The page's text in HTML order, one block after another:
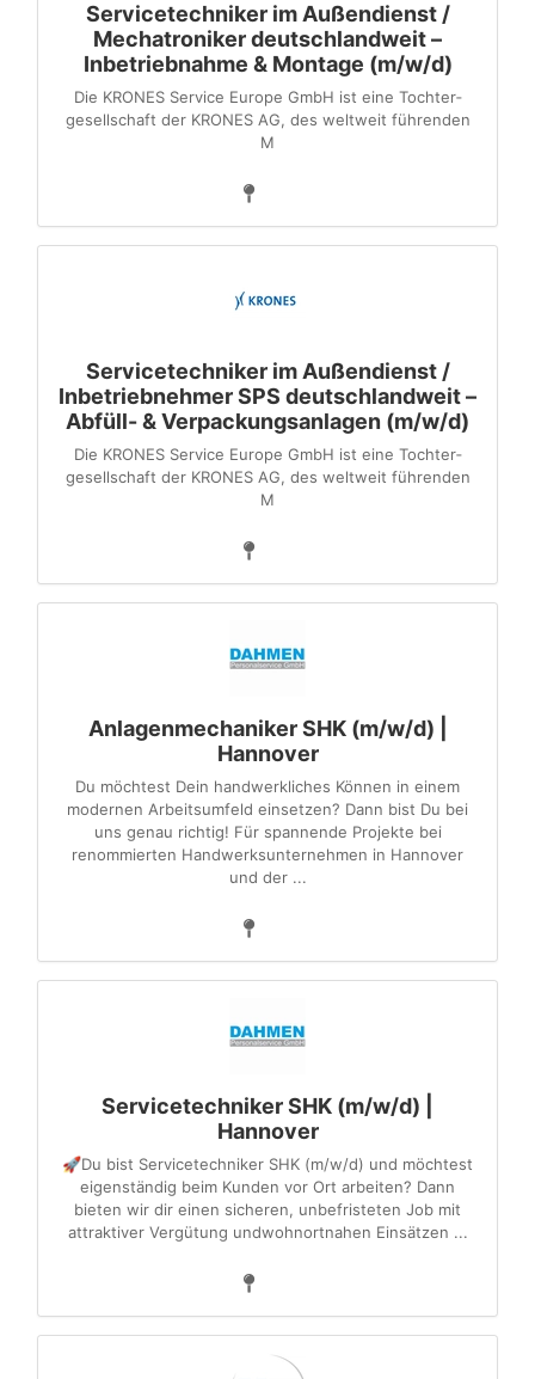
Servicetechniker im Außendienst /
Mechatroniker deutschlandweit –
Inbetriebnahme & Montage (m/w/d)
Die KRONES Service Europe GmbH ist eine Tochter­
gesellschaft der KRONES AG, des weltweit führenden
M
Servicetechniker im Außendienst /
Inbetriebnehmer SPS deutschlandweit –
Abfüll- & Verpackungsanlagen (m/w/d)
Die KRONES Service Europe GmbH ist eine Tochter­
gesellschaft der KRONES AG, des weltweit führenden
M
Anlagenmechaniker SHK (m/w/d) |
Hannover
Du möchtest Dein handwerkliches Können in einem
modernen Arbeitsumfeld einsetzen? Dann bist Du bei
uns genau richtig! Für spannende Projekte bei
renommierten Handwerksunternehmen in Hannover
und der ...
Servicetechniker SHK (m/w/d) |
Hannover
🚀Du bist Servicetechniker SHK (m/w/d) und möchtest
eigenständig beim Kunden vor Ort arbeiten? Dann
bieten wir dir einen sicheren, unbefristeten Job mit
attraktiver Vergütung undwohnortnahen Einsätzen ...